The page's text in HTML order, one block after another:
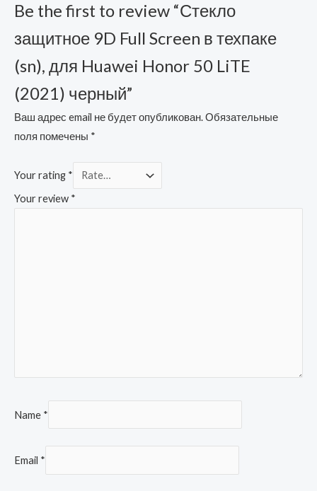
LiTE
черный
quantity
Be the first to review “Стекло
защитное 9D Full Screen в техпаке
(sn), для Huawei Honor 50 LiTE
(2021) черный”
Ваш адрес email не будет опубликован.Обязательные
поля помечены *
Your rating *
Your review *
Name *
Email *